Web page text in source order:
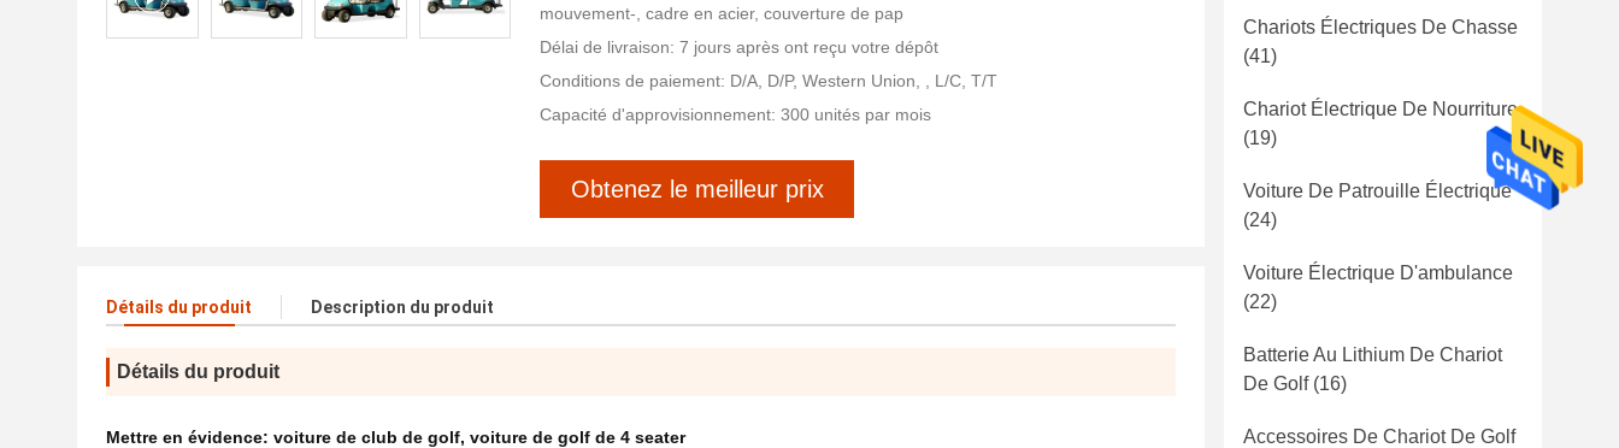
mouvement-, cadre en acier, couverture de pap
Délai de livraison: 7 jours après ont reçu votre dépôt
Conditions de paiement: D/A, D/P, Western Union, , L/C, T/T
Capacité d'approvisionnement: 300 unités par mois
Obtenez le meilleur prix
Détails du produit Description du produit
Détails du produit
Mettre en évidence: voiture de club de golf, voiture de golf de 4 seater
Chariots Électriques De Chasse
(41)
Chariot Électrique De Nourriture
(19)
Voiture De Patrouille Électrique
(24)
Voiture Électrique D'ambulance
(22)
Batterie Au Lithium De Chariot
De Golf(16)
Accessoires De Chariot De Golf